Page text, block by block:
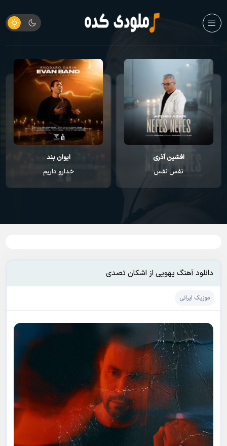
ایوان بند
خدارو داریم
راغب
عطر تو
دانلود آهنگ یهویی از اشکان تصدی
موزیک ایرانی